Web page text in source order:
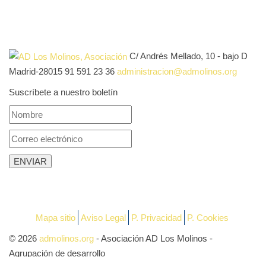
C/ Andrés Mellado, 10 - bajo D
Madrid-28015 91 591 23 36 administracion@admolinos.org
Suscríbete a nuestro boletín
Mapa sitio Aviso Legal P. Privacidad P. Cookies
© 2026 admolinos.org - Asociación AD Los Molinos -
Agrupación de desarrollo